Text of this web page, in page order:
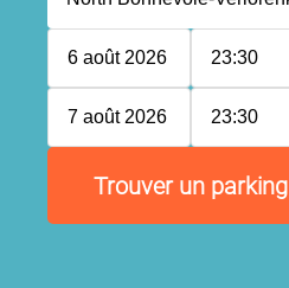
6 août 2026 23:30
7 août 2026 23:30
Trouver un parking